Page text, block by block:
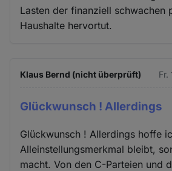
Lasten der finanziell schwachen
Haushalte hervortut.
Klaus Bernd (nicht überprüft) Fr.
Glückwunsch ! Allerdings
Glückwunsch ! Allerdings hoffe
Alleinstellungsmerkmal bleibt,
macht. Von den C-Parteien und